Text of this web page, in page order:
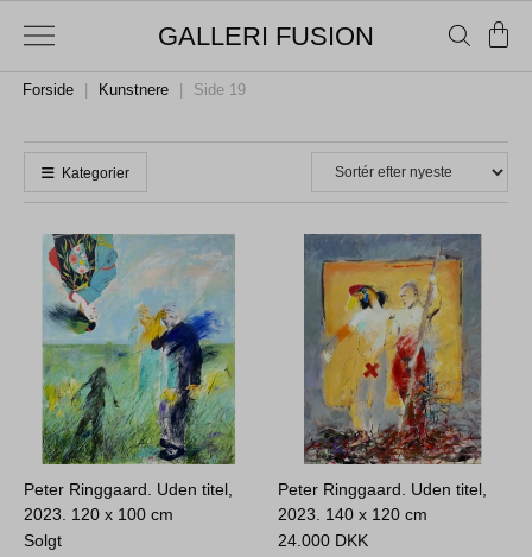
GALLERI FUSION
Forside Kunstnere Side 19
Kategorier
Peter Ringgaard. Uden titel,
2023. 120 x 100 cm
Solgt
Peter Ringgaard. Uden titel,
2023. 140 x 120 cm
24.000 DKK